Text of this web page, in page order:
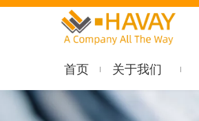
首页 关于我们